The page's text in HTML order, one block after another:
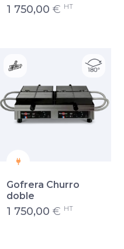
1 750,00 € HT
Gofrera Churro
doble
1 750,00 € HT